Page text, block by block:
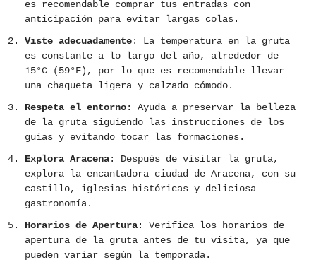
es recomendable comprar tus entradas con
anticipación para evitar largas colas.
Viste adecuadamente: La temperatura en la gruta
es constante a lo largo del año, alrededor de
15°C (59°F), por lo que es recomendable llevar
una chaqueta ligera y calzado cómodo.
Respeta el entorno: Ayuda a preservar la belleza
de la gruta siguiendo las instrucciones de los
guías y evitando tocar las formaciones.
Explora Aracena: Después de visitar la gruta,
explora la encantadora ciudad de Aracena, con su
castillo, iglesias históricas y deliciosa
gastronomía.
Horarios de Apertura: Verifica los horarios de
apertura de la gruta antes de tu visita, ya que
pueden variar según la temporada.